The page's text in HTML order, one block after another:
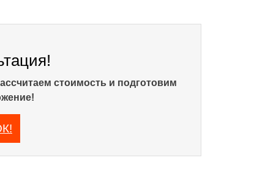
стоимость и подготовим